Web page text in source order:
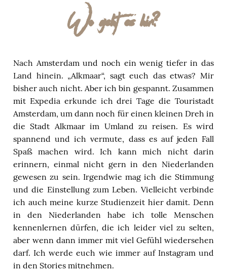
Wo geht es hin?
Nach Amsterdam und noch ein wenig tiefer in das
Land hinein. „Alkmaar“, sagt euch das etwas? Mir
bisher auch nicht. Aber ich bin gespannt. Zusammen
mit Expedia erkunde ich drei Tage die Touristadt
Amsterdam, um dann noch für einen kleinen Dreh in
die Stadt Alkmaar im Umland zu reisen. Es wird
spannend und ich vermute, dass es auf jeden Fall
Spaß machen wird. Ich kann mich nicht darin
erinnern, einmal nicht gern in den Niederlanden
gewesen zu sein. Irgendwie mag ich die Stimmung
und die Einstellung zum Leben. Vielleicht verbinde
ich auch meine kurze Studienzeit hier damit. Denn
in den Niederlanden habe ich tolle Menschen
kennenlernen dürfen, die ich leider viel zu selten,
aber wenn dann immer mit viel Gefühl wiedersehen
darf. Ich werde euch wie immer auf Instagram und
in den Stories mitnehmen.